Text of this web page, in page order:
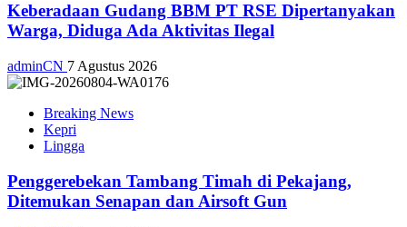
Keberadaan Gudang BBM PT RSE Dipertanyakan
Warga, Diduga Ada Aktivitas Ilegal
adminCN 7 Agustus 2026
Breaking News
Kepri
Lingga
Penggerebekan Tambang Timah di Pekajang,
Ditemukan Senapan dan Airsoft Gun